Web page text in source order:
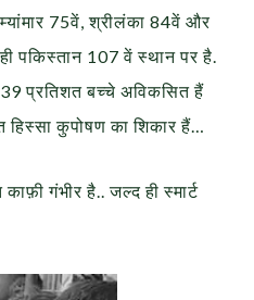
75वें, श्रीलंका 84वें और
पकिस्तान 107 वें स्थान पर है.
39 प्रतिशत बच्चे अविकसित हैं
कुपोषण का शिकार हैं…
गंभीर है.. जल्द ही स्मार्ट